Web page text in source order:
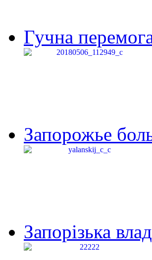
Гучна
Запорожье
Запорізька